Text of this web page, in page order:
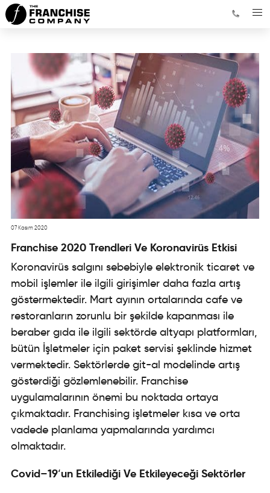
07 Kasım 2020
Franchise 2020 Trendleri Ve Koronavirüs Etkisi
Koronavirüs salgını sebebiyle elektronik ticaret ve
mobil işlemler ile ilgili girişimler daha fazla artış
göstermektedir. Mart ayının ortalarında cafe ve
restoranların zorunlu bir şekilde kapanması ile
beraber gıda ile ilgili sektörde altyapı platformları,
bütün İşletmeler için paket servisi şeklinde hizmet
vermektedir. Sektörlerde git-al modelinde artış
gösterdiği gözlemlenebilir. Franchise
uygulamalarının önemi bu noktada ortaya
çıkmaktadır. Franchising işletmeler kısa ve orta
vadede planlama yapmalarında yardımcı
olmaktadır.
Covid–19‘un Etkilediği Ve Etkileyeceği Sektörler